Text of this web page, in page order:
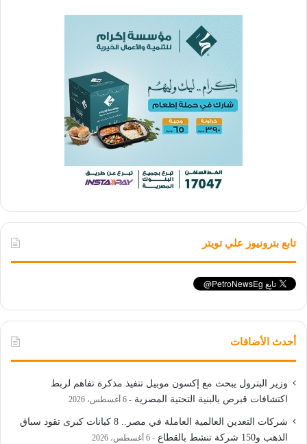
تابع بترونيوز علي تويتر
أحدث الأضافات
وزير البترول يبحث مع إكسون موبيل تنفيذ مذكرة تفاهم لربط
اكتشافات قبرص بالبنية التحتية المصرية
6 أغسطس، 2026
شركات التعدين العالمية العاملة في مصر.. 8 كيانات كبرى تقود سباق
الذهب و150 شركة تنشط بالقطاع
6 أغسطس، 2026